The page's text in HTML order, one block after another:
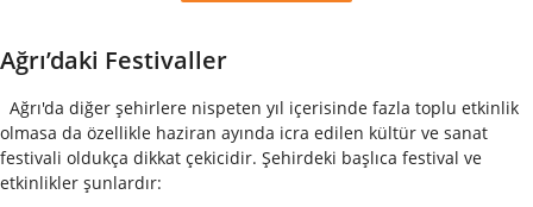
Ağrı’daki Festivaller
Ağrı'da diğer şehirlere nispeten yıl içerisinde fazla toplu etkinlik
olmasa da özellikle haziran ayında icra edilen kültür ve sanat
festivali oldukça dikkat çekicidir. Şehirdeki başlıca festival ve
etkinlikler şunlardır: